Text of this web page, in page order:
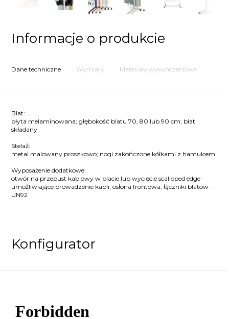
Informacje o produkcie
Dane techniczne Wymiary Materiały wykończeniowe
Blat:
płyta melaminowana; głębokość blatu 70, 80 lub 90 cm; blat
składany
Stelaż:
metal malowany proszkowo; nogi zakończone kółkami z hamulcem
Wyposażenie dodatkowe:
otwór na przepust kablowy w blacie lub wycięcie scalloped edge
umożliwiające prowadzenie kabli; osłona frontowa; łączniki blatów -
UN92
Konfigurator